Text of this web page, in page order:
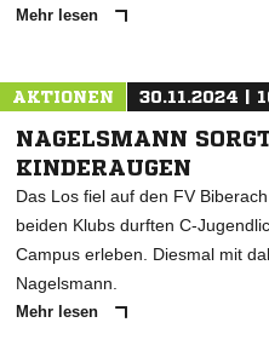
Mehr lesen
AKTIONEN 30.11.2024 |
NAGELSMANN
KINDERAUGEN
Das Los fiel auf den FV
beiden Klubs durften C-
Campus erleben. Diesmal mit
Nagelsmann.
Mehr lesen